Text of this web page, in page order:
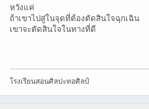
หวังแค่
ถ้าเขาไปสู่ในจุดที่ต้องตัดสินใจฉุกเฉิน
เขาจะตัดสินใจในทางที่ดี
โรงเรียนสอนศิลปะทอศิลป์